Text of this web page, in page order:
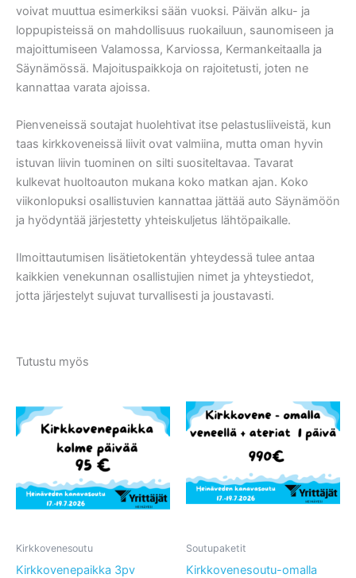
voivat muuttua esimerkiksi sään vuoksi. Päivän alku- ja
loppupisteissä on mahdollisuus ruokailuun, saunomiseen ja
majoittumiseen Valamossa, Karviossa, Kermankeitaalla ja
Säynämössä. Majoituspaikkoja on rajoitetusti, joten ne
kannattaa varata ajoissa.
Pienveneissä soutajat huolehtivat itse pelastusliiveistä, kun
taas kirkkoveneissä liivit ovat valmiina, mutta oman hyvin
istuvan liivin tuominen on silti suositeltavaa. Tavarat
kulkevat huoltoauton mukana koko matkan ajan. Koko
viikonlopuksi osallistuvien kannattaa jättää auto Säynämöön
ja hyödyntää järjestetty yhteiskuljetus lähtöpaikalle.
Ilmoittautumisen lisätietokentän yhteydessä tulee antaa
kaikkien venekunnan osallistujien nimet ja yhteystiedot,
jotta järjestelyt sujuvat turvallisesti ja joustavasti.
Tutustu myös
Kirkkovenesoutu
Kirkkovenepaikka 3pv
Soutupaketit
Kirkkovenesoutu-omalla